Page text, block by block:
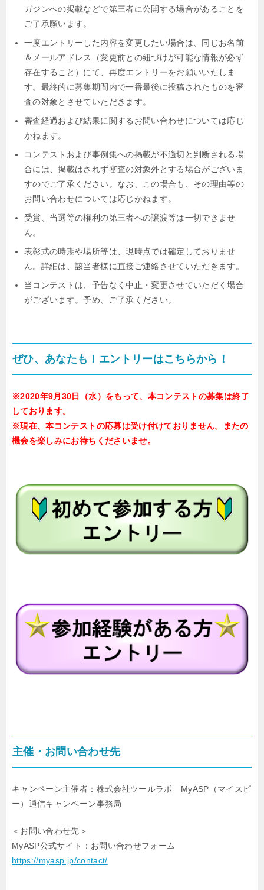
ガジンへの掲載などで第三者に公開する場合があることを
ご了承願います。
一度エントリーした内容を変更したい場合は、同じお名前
＆メールアドレス（変更前との紐づけが可能な情報が必ず
存在すること）にて、再度エントリーをお願いいたしま
す。最終的に募集期間内で一番最後に投稿されたものを審
査の対象とさせていただきます。
審査経過および結果に関するお問い合わせについては応じ
かねます。
コンテストおよび事例集への掲載が不適切と判断される場
合には、掲載はされず審査の対象外とする場合がございま
すのでご了承ください。なお、この場合も、その理由等の
お問い合わせについては応じかねます。
受賞、当選等の権利の第三者への譲渡等は一切できませ
ん。
表彰式の時期や場所等は、現時点では確定しておりませ
ん。詳細は、該当者様に直接ご連絡させていただきます。
当コンテストは、予告なく中止・変更させていただく場合
がございます。予め、ご了承ください。
ぜひ、あなたも！エントリーはこちらから！
※2020年9月30日（水）をもって、本コンテストの募集は終了
しております。
※現在、本コンテストの応募は受け付けておりません。またの
機会を楽しみにお待ちくださいませ。
主催・お問い合わせ先
キャンペーン主催者：株式会社ツールラボ MyASP（マイスピ
ー）通信キャンペーン事務局
＜お問い合わせ先＞
MyASP公式サイト：お問い合わせフォーム
https://myasp.jp/contact/